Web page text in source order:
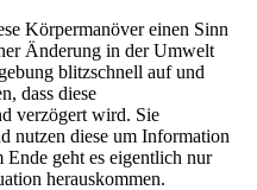
Körpermanöver einen Sinn
Änderung in der Umwelt
blitzschnell auf und
dass diese
verzögert wird. Sie
nutzen diese um Information
geht es eigentlich nur
herauskommen.